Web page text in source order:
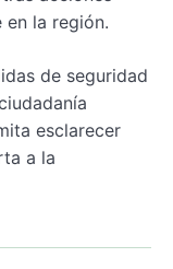
la región.
de seguridad
esclarecer
a la